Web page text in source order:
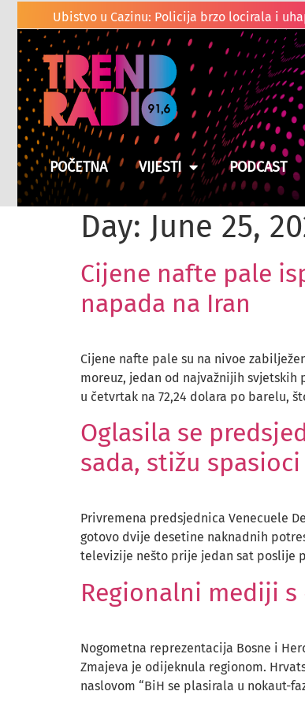
T
POČETNA VIJESTI PODCAST
Day: June 25,
Cijene nafte pale
napada na Iran
Cijene nafte pale su na nivoe
moreuz, jedan od najvažnijih
u četvrtak na 72,24 dolara po barelu,
Oglasila se
sada, stižu
Privremena predsjednica Venecuele
gotovo dvije desetine naknadnih
televizije nešto prije jedan sat poslije
Regionalni mediji
Nogometna reprezentacija Bosne i
Zmajeva je odijeknula regionom.
naslovom “BiH se plasirala u nokaut-